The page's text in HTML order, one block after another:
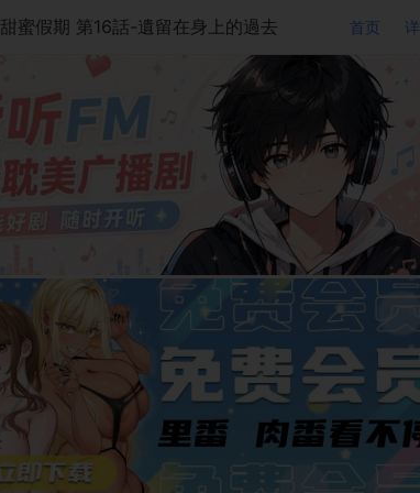
甜蜜假期 第16話-遺留在身上的過去 首页